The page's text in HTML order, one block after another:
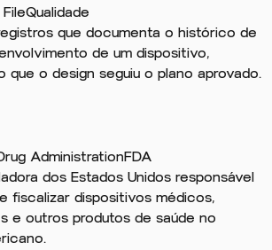
Qualidade
que documenta o histórico de
de um dispositivo,
que o design seguiu o plano aprovado.
AdministrationFDA
dos Estados Unidos responsável
fiscalizar dispositivos médicos,
e outros produtos de saúde no